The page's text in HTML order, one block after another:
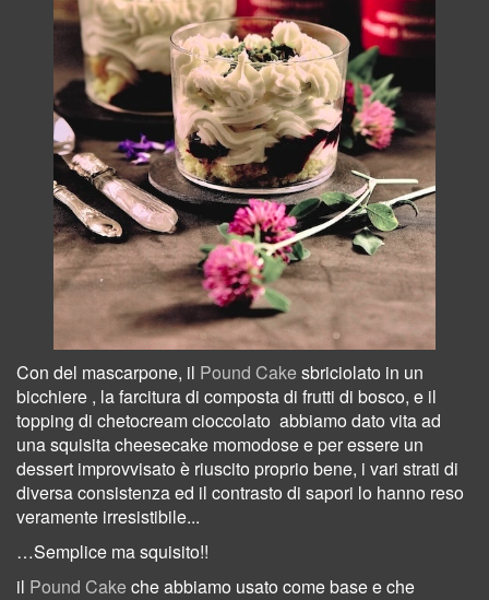
Con del mascarpone, il Pound Cakesbriciolato in un
bicchiere , la farcitura di composta di frutti di bosco, e il
topping di chetocream cioccolato abbiamo dato vita ad
una squisita cheesecake momodose e per essere un
dessert improvvisato è riuscito proprio bene, i vari strati di
diversa consistenza ed il contrasto di sapori lo hanno reso
veramente irresistibile...
…Semplice ma squisito!!
il Pound Cakeche abbiamo usato come base e che